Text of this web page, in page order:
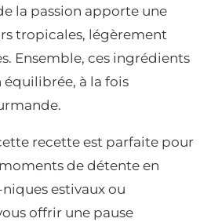
la passion apporte une
tropicales, légèrement
Ensemble, ces ingrédients
à la fois
recette est parfaite pour
de détente en
estivaux ou
offrir une pause